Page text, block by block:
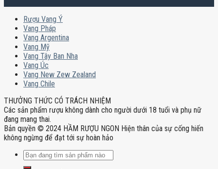
Rượu Vang Ý
Vang Pháp
Vang Argentina
Vang Mỹ
Vang Tây Ban Nha
Vang Úc
Vang New Zew Zealand
Vang Chile
THƯỞNG THỨC CÓ TRÁCH NHIỆM
Các sản phẩm rượu không dành cho người dưới 18 tuổi và phụ nữ
đang mang thai.
Bản quyền © 2024 HẦM RƯỢU NGON Hiện thân của sự cống hiến
không ngừng để đạt tới sự hoàn hảo
Tìm